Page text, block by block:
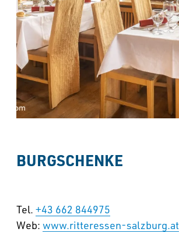
BURGSCHENKE
Tel. +43 662 844975
Web: www.ritteressen-salzburg.at